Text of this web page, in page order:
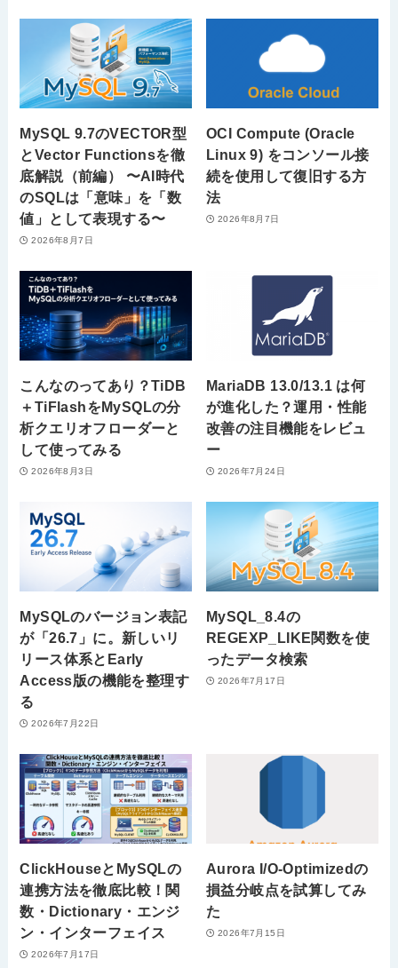
MySQL 9.7のVECTOR型
とVector Functionsを徹
底解説（前編） 〜AI時代
のSQLは「意味」を「数
値」として表現する〜
2026年8月7日
OCI Compute (Oracle
Linux 9) をコンソール接
続を使用して復旧する方
法
2026年8月7日
こんなのってあり？TiDB
＋TiFlashをMySQLの分
析クエリオフローダーと
して使ってみる
2026年8月3日
MariaDB 13.0/13.1 は何
が進化した？運用・性能
改善の注目機能をレビュ
ー
2026年7月24日
MySQLのバージョン表記
が「26.7」に。新しいリ
リース体系とEarly
Access版の機能を整理す
る
2026年7月22日
MySQL_8.4の
REGEXP_LIKE関数を使
ったデータ検索
2026年7月17日
ClickHouseとMySQLの
連携方法を徹底比較！関
数・Dictionary・エンジ
ン・インターフェイス
2026年7月17日
Aurora I/O-Optimizedの
損益分岐点を試算してみ
た
2026年7月15日